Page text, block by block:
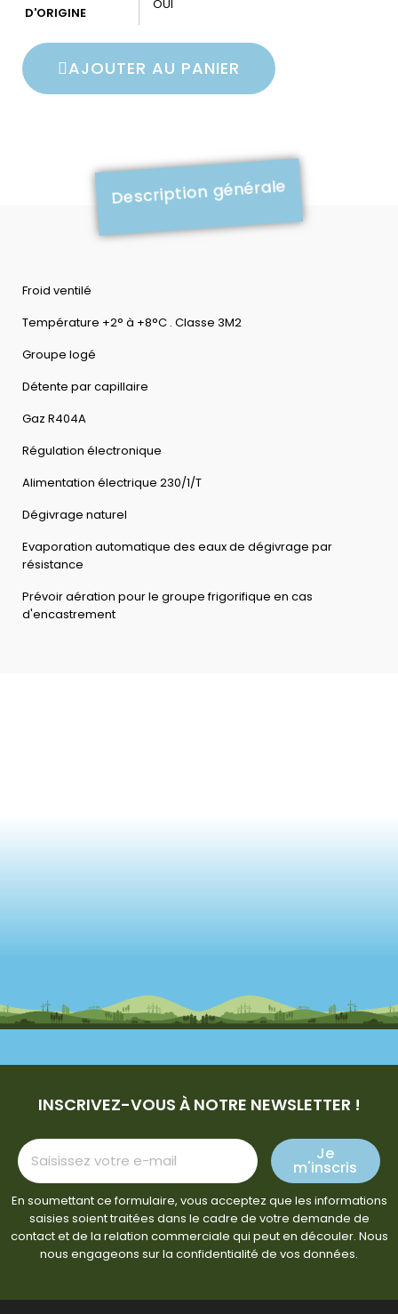
D'ORIGINE
OUI
AJOUTER AU PANIER
Description générale
Froid ventilé
Température +2° à +8°C . Classe 3M2
Groupe logé
Détente par capillaire
Gaz R404A
Régulation électronique
Alimentation électrique 230/1/T
Dégivrage naturel
Evaporation automatique des eaux de dégivrage par
résistance
Prévoir aération pour le groupe frigorifique en cas
d'encastrement
INSCRIVEZ-VOUS À NOTRE NEWSLETTER !
Je
m'inscris
En soumettant ce formulaire, vous acceptez que les informations
saisies soient traitées dans le cadre de votre demande de
contact et de la relation commerciale qui peut en découler. Nous
nous engageons sur la confidentialité de vos données.